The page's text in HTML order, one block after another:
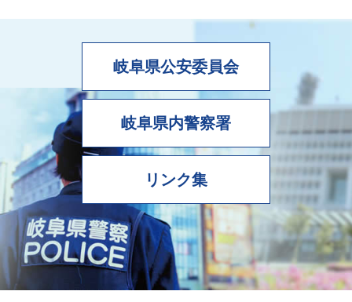
岐阜県公安委員会
岐阜県内警察署
リンク集